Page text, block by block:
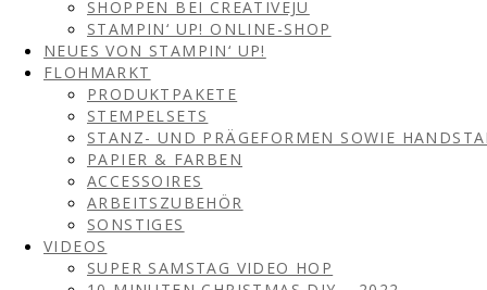
SHOPPEN BEI CREATIVEJU
STAMPIN‘ UP! ONLINE-SHOP
NEUES VON STAMPIN‘ UP!
FLOHMARKT
PRODUKTPAKETE
STEMPELSETS
STANZ- UND PRÄGEFORMEN SOWIE
PAPIER & FARBEN
ACCESSOIRES
ARBEITSZUBEHÖR
SONSTIGES
VIDEOS
SUPER SAMSTAG VIDEO HOP